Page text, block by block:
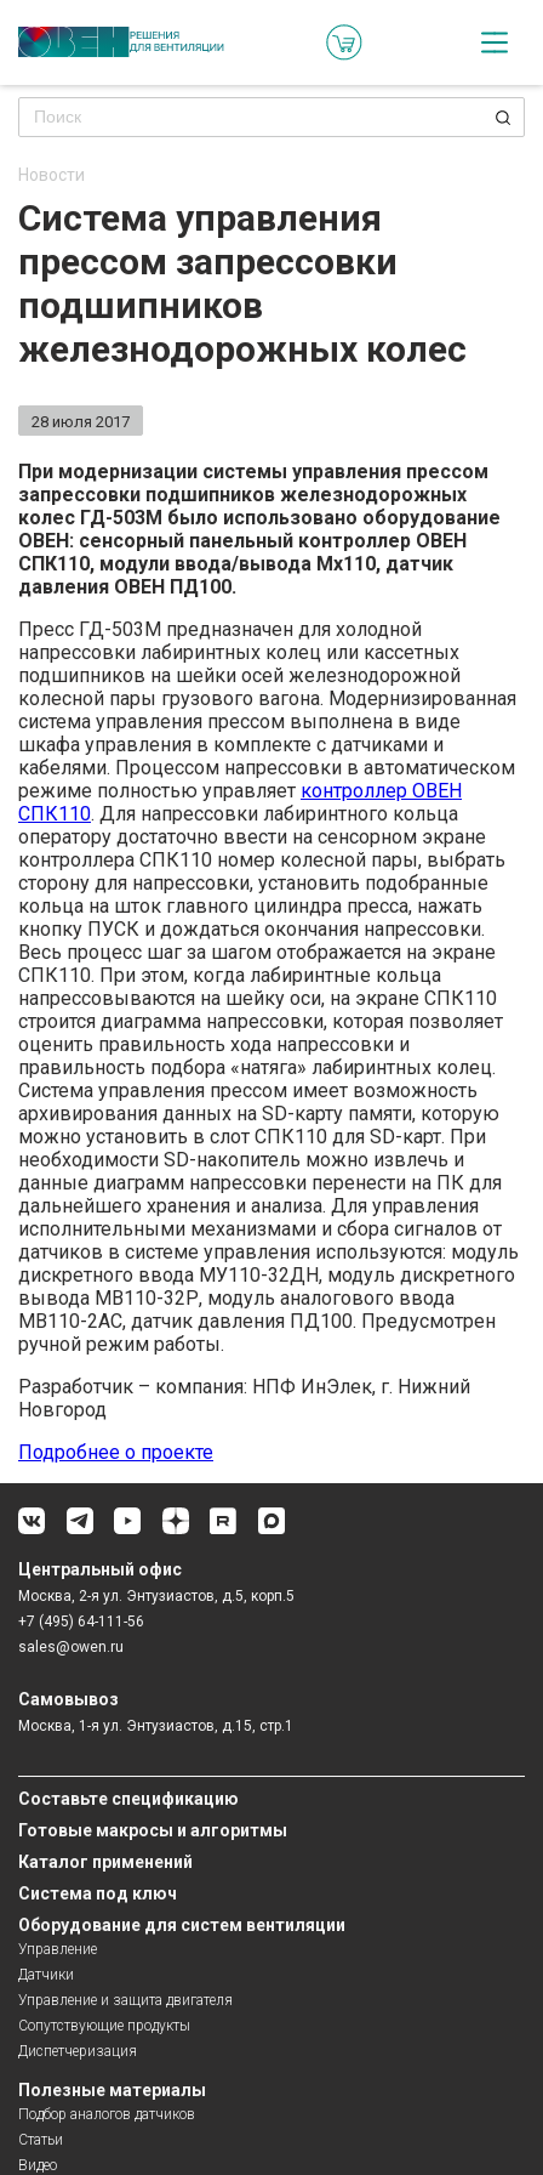
Новости
Система управления
прессом запрессовки
подшипников
железнодорожных колес
28 июля 2017
При модернизации системы управления прессом
запрессовки подшипников железнодорожных
колес ГД-503М было использовано оборудование
ОВЕН: сенсорный панельный контроллер ОВЕН
СПК110, модули ввода/вывода Мх110, датчик
давления ОВЕН ПД100.
Пресс ГД-503М предназначен для холодной
напрессовки лабиринтных колец или кассетных
подшипников на шейки осей железнодорожной
колесной пары грузового вагона. Модернизированная
система управления прессом выполнена в виде
шкафа управления в комплекте с датчиками и
кабелями. Процессом напрессовки в автоматическом
режиме полностью управляет контроллер ОВЕН
СПК110. Для напрессовки лабиринтного кольца
оператору достаточно ввести на сенсорном экране
контроллера СПК110 номер колесной пары, выбрать
сторону для напрессовки, установить подобранные
кольца на шток главного цилиндра пресса, нажать
кнопку ПУСК и дождаться окончания напрессовки.
Весь процесс шаг за шагом отображается на экране
СПК110. При этом, когда лабиринтные кольца
напрессовываются на шейку оси, на экране СПК110
строится диаграмма напрессовки, которая позволяет
оценить правильность хода напрессовки и
правильность подбора «натяга» лабиринтных колец.
Система управления прессом имеет возможность
архивирования данных на SD-карту памяти, которую
можно установить в слот СПК110 для SD-карт. При
необходимости SD-накопитель можно извлечь и
данные диаграмм напрессовки перенести на ПК для
дальнейшего хранения и анализа. Для управления
исполнительными механизмами и сбора сигналов от
датчиков в системе управления используются: модуль
дискретного ввода МУ110-32ДН, модуль дискретного
вывода МВ110-32Р, модуль аналогового ввода
МВ110-2АС, датчик давления ПД100. Предусмотрен
ручной режим работы.
Разработчик – компания: НПФ ИнЭлек, г. Нижний
Новгород
Подробнее о проекте
Центральный офис
Москва, 2-я ул. Энтузиастов, д.5, корп.5
+7 (495) 64-111-56
sales@owen.ru
Самовывоз
Москва, 1-я ул. Энтузиастов, д.15, стр.1
Составьте спецификацию
Готовые макросы и алгоритмы
Каталог применений
Система под ключ
Оборудование для систем вентиляции
Управление
Датчики
Управление и защита двигателя
Сопутствующие продукты
Диспетчеризация
Полезные материалы
Подбор аналогов датчиков
Статьи
Видео